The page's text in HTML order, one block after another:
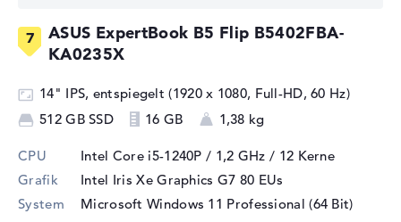
ASUS ExpertBook B5 Flip B5402FBA-
KA0235X
14" IPS, entspiegelt (1920 x 1080, Full-HD, 60 Hz)
512 GB SSD
16 GB 1,38 kg
CPU Intel Core i5-1240P / 1,2 GHz / 12 Kerne
Grafik
Intel Iris Xe Graphics G7 80 EUs
System
Microsoft Windows 11 Professional (64 Bit)